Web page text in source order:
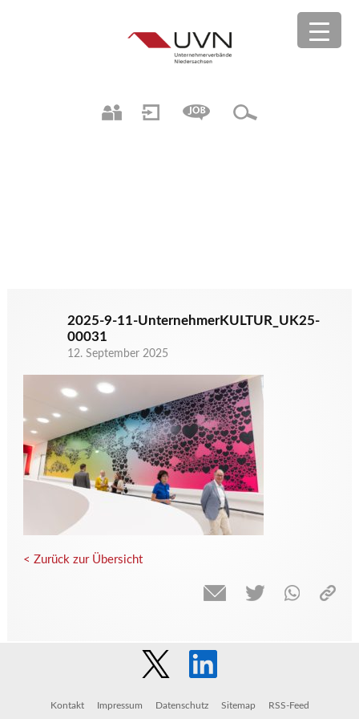
2025-9-11-UnternehmerKULTUR_UK25-
00031
12. September 2025
< Zurück zur Übersicht
Kontakt Impressum Datenschutz Sitemap RSS-Feed